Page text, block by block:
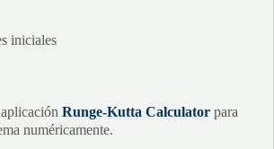
iniciales
Runge-Kutta Calculator para
numéricamente.